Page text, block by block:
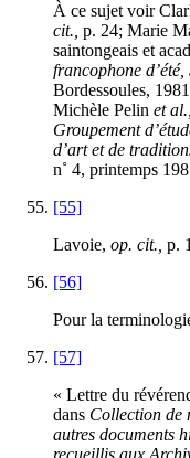
À ce sujet voir
cit., p. 24; Marie
saintongeais et
francophone
Bordessoules,
Michèle Pelin et al.,
Groupement
d’art et de
n˚ 4, printemps
[55]
Lavoie, op. cit., p.
[56]
Pour la
[57]
« Lettre du
dans Collection de
autres documents
recueillis aux